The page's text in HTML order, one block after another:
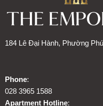
184 Lê Đại Hành, Phường
Phone:
028 3965 1588
Apartment Hotline: